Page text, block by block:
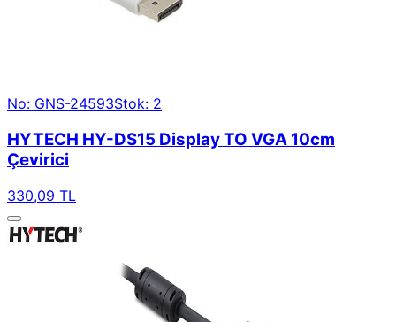
No: GNS-24593Stok: 2
HYTECH HY-DS15 Display TO VGA 10cm
Çevirici
330,09 TL